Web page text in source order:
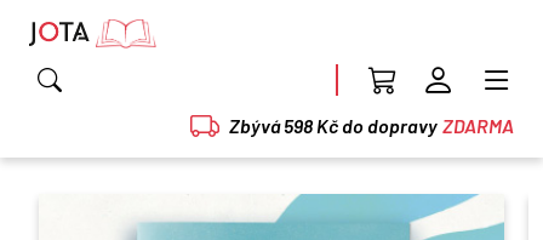
Zbývá 598 Kč do dopravy ZDARMA